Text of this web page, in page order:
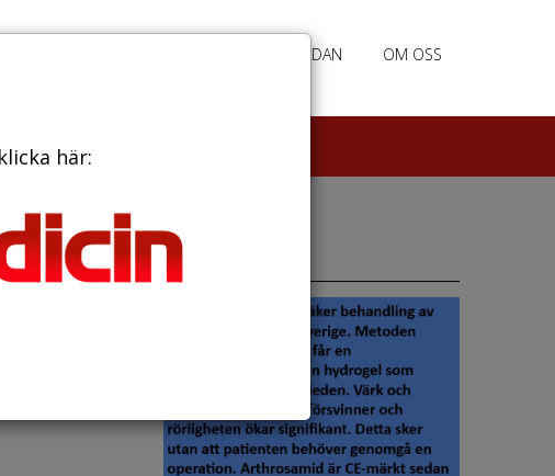
ANNONSERING HEMSIDAN OM OSS
Annonser
här: